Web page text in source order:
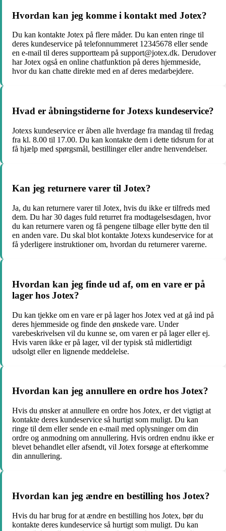
Hvordan kan jeg komme i kontakt med Jotex?
Du kan kontakte Jotex på flere måder. Du kan enten ringe til
deres kundeservice på telefonnummeret 12345678 eller sende
en e-mail til deres supportteam på support@jotex.dk. Derudover
har Jotex også en online chatfunktion på deres hjemmeside,
hvor du kan chatte direkte med en af deres medarbejdere.
Hvad er åbningstiderne for Jotexs kundeservice?
Jotexs kundeservice er åben alle hverdage fra mandag til fredag
fra kl. 8.00 til 17.00. Du kan kontakte dem i dette tidsrum for at
få hjælp med spørgsmål, bestillinger eller andre henvendelser.
Kan jeg returnere varer til Jotex?
Ja, du kan returnere varer til Jotex, hvis du ikke er tilfreds med
dem. Du har 30 dages fuld returret fra modtagelsesdagen, hvor
du kan returnere varen og få pengene tilbage eller bytte den til
en anden vare. Du skal blot kontakte Jotexs kundeservice for at
få yderligere instruktioner om, hvordan du returnerer varerne.
Hvordan kan jeg finde ud af, om en vare er på
lager hos Jotex?
Du kan tjekke om en vare er på lager hos Jotex ved at gå ind på
deres hjemmeside og finde den ønskede vare. Under
varebeskrivelsen vil du kunne se, om varen er på lager eller ej.
Hvis varen ikke er på lager, vil der typisk stå midlertidigt
udsolgt eller en lignende meddelelse.
Hvordan kan jeg annullere en ordre hos Jotex?
Hvis du ønsker at annullere en ordre hos Jotex, er det vigtigt at
kontakte deres kundeservice så hurtigt som muligt. Du kan
ringe til dem eller sende en e-mail med oplysninger om din
ordre og anmodning om annullering. Hvis ordren endnu ikke er
blevet behandlet eller afsendt, vil Jotex forsøge at efterkomme
din annullering.
Hvordan kan jeg ændre en bestilling hos Jotex?
Hvis du har brug for at ændre en bestilling hos Jotex, bør du
kontakte deres kundeservice så hurtigt som muligt. Du kan